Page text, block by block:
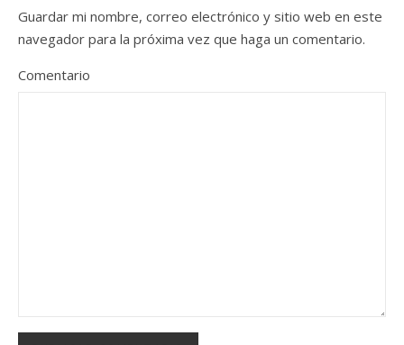
Guardar mi nombre, correo electrónico y sitio web en este
navegador para la próxima vez que haga un comentario.
Comentario